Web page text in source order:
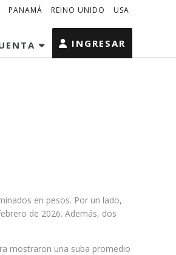
PANAMÁ REINO UNIDO USA
INGRESAR
en pesos. Por un lado,
de 2026. Además, dos
mostraron una suba promedio